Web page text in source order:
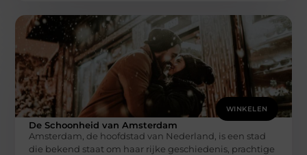
WINKELEN
De Schoonheid van Amsterdam
Amsterdam, de hoofdstad van Nederland, is een stad
die bekend staat om haar rijke geschiedenis, prachtige